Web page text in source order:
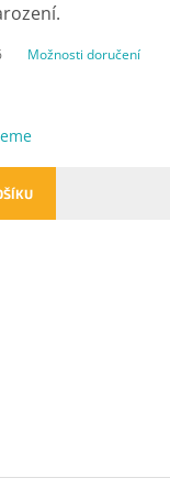
Možnosti doručení